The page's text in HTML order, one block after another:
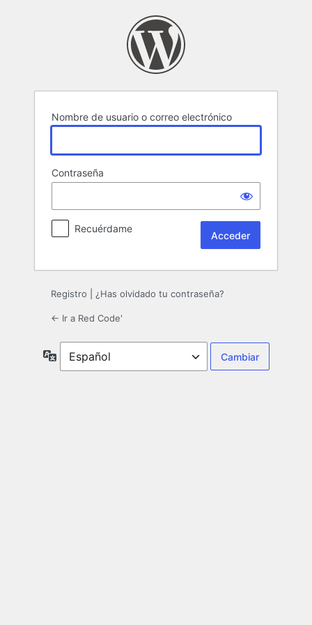
Nombre de usuario o correo electrónico
Contraseña
Recuérdame
Registro ¿Has olvidado tu contraseña?
← Ir a Red Code'
Idioma